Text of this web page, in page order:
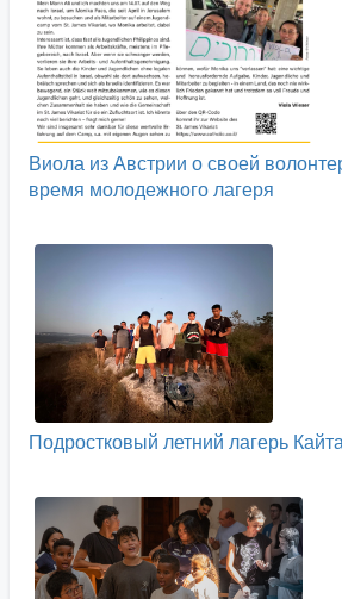
Виола из Австрии о своей
время молодежного лагеря
Подростковый летний лагерь